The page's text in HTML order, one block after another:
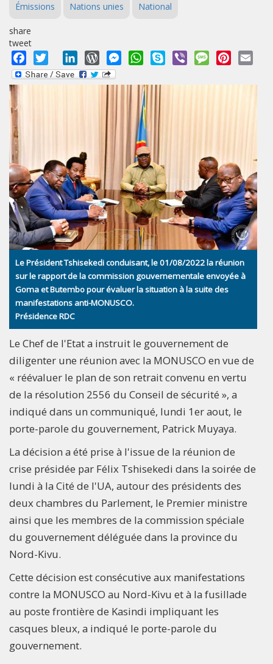
Émissions Nations unies National
share
tweet
Facebook
Twitter LinkedInWordPressMessengerWhatsApp
Skype Viber MessagePinterest
Le Président Tshisekedi conduisant, le 01/08/2022 la réunion
sur le rapport de la commission gouvernementale envoyée à
Goma et Butembo pour évaluer la situation à la suite des
manifestations anti-MONUSCO.
Présidence RDC
Le Chef de l'Etat a instruit le gouvernement de
diligenter une réunion avec la MONUSCO en vue de
« réévaluer le plan de son retrait convenu en vertu
de la résolution 2556 du Conseil de sécurité », a
indiqué dans un communiqué, lundi 1er aout, le
porte-parole du gouvernement, Patrick Muyaya.
La décision a été prise à l'issue de la réunion de
crise présidée par Félix Tshisekedi dans la soirée de
lundi à la Cité de l'UA, autour des présidents des
deux chambres du Parlement, le Premier ministre
ainsi que les membres de la commission spéciale
du gouvernement déléguée dans la province du
Nord-Kivu.
Cette décision est consécutive aux manifestations
contre la MONUSCO au Nord-Kivu et à la fusillade
au poste frontière de Kasindi impliquant les
casques bleux, a indiqué le porte-parole du
gouvernement.